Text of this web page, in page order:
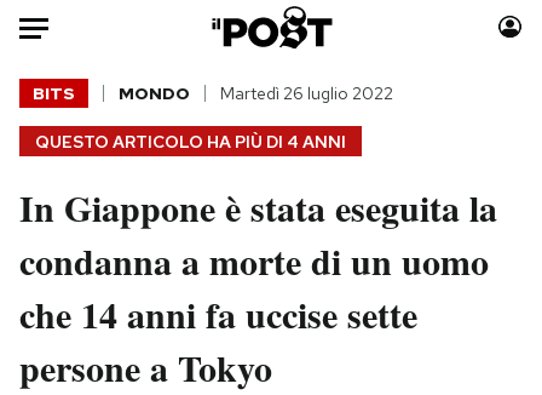
Auto
HOME
Italia
Politica
Tecnologia
Scienza
Moda
Consumismi
Storie/Idee
QUESTO ARTICOLO HA PIÙ DI 4 ANNI
BITS MONDO Martedì 26 luglio 2022
In Giappone è stata eseguita la
condanna a morte di un uomo
che 14 anni fa uccise sette
persone a Tokyo